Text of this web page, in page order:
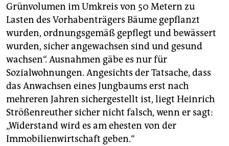
Grünvolumen im Umkreis von 50 Metern zu
Lasten des Vorhabenträgers Bäume gepflanzt
wurden, ordnungsgemäß gepflegt und bewässert
wurden, sicher angewachsen sind und gesund
wachsen“. Ausnahmen gäbe es nur für
Sozialwohnungen. Angesichts der Tatsache, dass
das Anwachsen eines Jungbaums erst nach
mehreren Jahren sichergestellt ist, liegt Heinrich
Strößenreuther sicher nicht falsch, wenn er sagt:
„Widerstand wird es am ehesten von der
Immobilienwirtschaft geben.“